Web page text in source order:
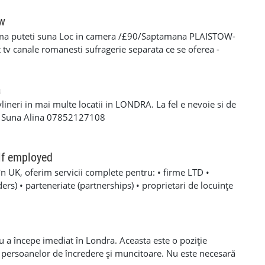
B valabil • Mijloc de transport propriu
oferă: • Salariu atractiv, în funcție de experiență și
Diurnă / plată transport • Suport tehnic continuu și
și cursuri de calificare • Mediu de lucru stabil cu
lucru suplimentar în weekend (opțional)
puteti suna Loc in camera /£90/Saptamana PLAISTOW-
canale romanesti sufragerie separata ce se oferea -
-fiecare camera beneficiaza de frigider separat -wi-fi
plata saptaminala , (nu se face cazare/plateste mai putin
in mai multe locatii in LONDRA. La fel e nevoie si de
Alina 07852127108
employed
UK, oferim servicii complete pentru: • firme LTD •
• parteneriate (partnerships) • proprietari de locuințe
includ: ✔ Making Tax Digital ✔ Deschidere firmă LTD,
(Payroll) ✔ Contabilitate primară (Bookkeeping) ✔
✔ Recuperare taxe CIS ✔ Calcul și submitere
Accounts ✔ Contabilitate managerială ✔ Business
a începe imediat în Londra. Aceasta este o poziție
de încredere și muncitoare. Nu este necesară